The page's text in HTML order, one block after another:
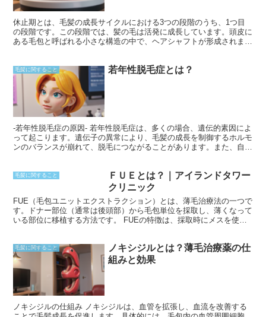
休止期とは、毛髪の成長サイクルにおける3つの段階のうち、1つ目
の段階です。この段階では、髪の毛は活発に成長しています。頭皮に
ある毛包と呼ばれる小さな構造の中で、ヘアシャフトが形成されま
毛髪に関すること 若年性脱毛症とは？
-若年性脱毛症の原因- 若年性脱毛症は、多くの場合、遺伝的素因によ
って起こります。遺伝子の異常により、毛髪の成長を制御するホルモ
ンのバランスが崩れて、脱毛につながることがあります。また、自己
起こります。 さらに、ホルモンバランスの乱れも若年性脱毛症の原
因になります。女性では、思春期や妊娠、更年期などのホルモンバラ
ンスが変化する時期に脱毛が起こることがあります。男性では、男性
ホルモンの過剰分泌などが脱毛の原因となる場合があります。 ま
た、薬剤の副作用や栄養不足も若年性脱毛症を引き起こす可能性があ
ります。特定の抗がん剤や抗うつ薬などの薬剤は、一時的に脱毛を引
足すると、毛髪の成長に必要な栄養が行き渡らなくなり、脱毛につな
がる場合があります。
毛髪に関すること
ＦＵＥとは？｜アイランドタワー
クリニック
FUE（毛包ユニットエクストラクション）とは、薄毛治療法の一つで
す。ドナー部位（通常は後頭部）から毛包単位を採取し、薄くなって
いる部位に移植する方法です。 FUEの特徴は、採取時にメスを使用
ます。このパンチは直径0.8mm〜1.0mmで、この大きさの小さな傷
は通常、数週間でほとんど目立たなくなります。
毛髪に関すること
ノキシジルとは？薄毛治療薬の仕
組みと効果
ノキシジルの仕組み ノキシジルは、血管を拡張し、血流を改善する